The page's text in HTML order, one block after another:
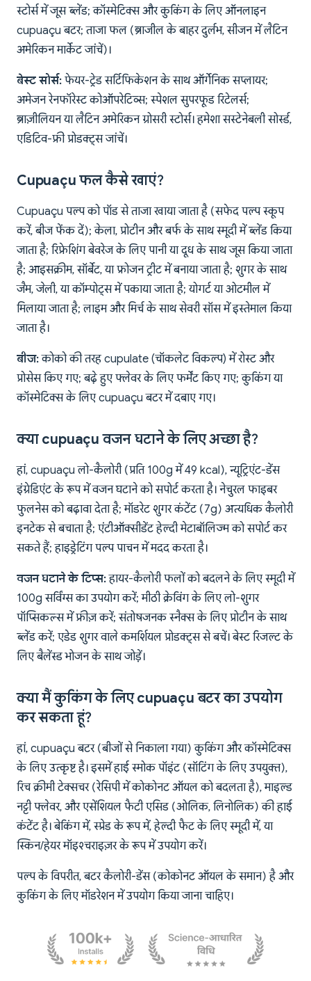
स्टोर्स में जूस ब्लेंड; कॉस्मेटिक्स और कुकिंग के लिए ऑनलाइन
cupuaçu बटर; ताजा फल (ब्राजील के बाहर दुर्लभ, सीजन में लैटिन
अमेरिकन मार्केट जांचें)।
बेस्ट सोर्स: फेयर-ट्रेड सर्टिफिकेशन के साथ ऑर्गेनिक सप्लायर;
अमेजन रेनफॉरेस्ट कोऑपरेटिव्स; स्पेशल सुपरफूड रिटेलर्स;
ब्राज़ीलियन या लैटिन अमेरिकन ग्रोसरी स्टोर्स। हमेशा सस्टेनेबली सोर्स्ड,
एडिटिव-फ्री प्रोडक्ट्स जांचें।
Cupuaçu फल कैसे खाएं?
Cupuaçu पल्प को पॉड से ताजा खाया जाता है (सफेद पल्प स्कूप
करें, बीज फेंक दें); केला, प्रोटीन और बर्फ के साथ स्मूदी में ब्लेंड किया
जाता है; रिफ्रेशिंग बेवरेज के लिए पानी या दूध के साथ जूस किया जाता
है; आइसक्रीम, सॉर्बेट, या फ्रोजन ट्रीट में बनाया जाता है; शुगर के साथ
जैम, जेली, या कॉम्पोट्स में पकाया जाता है; योगर्ट या ओटमील में
मिलाया जाता है; लाइम और मिर्च के साथ सेवरी सॉस में इस्तेमाल किया
जाता है।
बीज:कोको की तरह cupulate (चॉकलेट विकल्प) में रोस्ट और
प्रोसेस किए गए; बढ़े हुए फ्लेवर के लिए फर्मेंट किए गए; कुकिंग या
कॉस्मेटिक्स के लिए cupuaçu बटर में दबाए गए।
क्या cupuaçu वजन घटाने के लिए अच्छा है?
हां, cupuaçu लो-कैलोरी (प्रति 100g में 49 kcal), न्यूट्रिएंट-डेंस
इंग्रेडिएंट के रूप में वजन घटाने को सपोर्ट करता है। नेचुरल फाइबर
फुलनेस को बढ़ावा देता है; मॉडरेट शुगर कंटेंट (7g) अत्यधिक कैलोरी
इनटेक से बचाता है; एंटीऑक्सीडेंट हेल्दी मेटाबॉलिज्म को सपोर्ट कर
सकते हैं; हाइड्रेटिंग पल्प पाचन में मदद करता है।
वजन घटाने के टिप्स:हायर-कैलोरी फलों को बदलने के लिए स्मूदी में
100g सर्विंग्स का उपयोग करें; मीठी क्रेविंग के लिए लो-शुगर
पॉप्सिकल्स में फ्रीज़ करें; संतोषजनक स्नैक्स के लिए प्रोटीन के साथ
ब्लेंड करें; एडेड शुगर वाले कमर्शियल प्रोडक्ट्स से बचें। बेस्ट रिजल्ट के
लिए बैलेंस्ड भोजन के साथ जोड़ें।
क्या मैं कुकिंग के लिए cupuaçu बटर का उपयोग
कर सकता हूं?
हां, cupuaçu बटर (बीजों से निकाला गया) कुकिंग और कॉस्मेटिक्स
के लिए उत्कृष्ट है। इसमें हाई स्मोक पॉइंट (सॉटिंग के लिए उपयुक्त),
रिच क्रीमी टेक्सचर (रेसिपी में कोकोनट ऑयल को बदलता है), माइल्ड
नट्टी फ्लेवर, और एसेंशियल फैटी एसिड (ओलिक, लिनोलिक) की हाई
कंटेंट है। बेकिंग में, स्प्रेड के रूप में, हेल्दी फैट के लिए स्मूदी में, या
स्किन/हेयर मॉइश्चराइज़र के रूप में उपयोग करें।
पल्प के विपरीत, बटर कैलोरी-डेंस (कोकोनट ऑयल के समान) है और
कुकिंग के लिए मॉडरेशन में उपयोग किया जाना चाहिए।